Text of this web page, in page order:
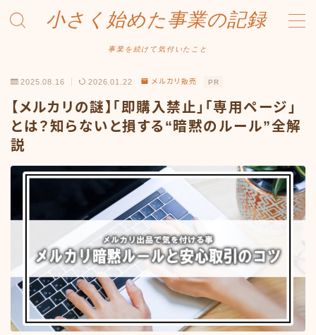
小さく始めた事業の記録
事業を続けて気付いたこと
Amazonせどり
出品ノウハウ
Yahoo出品
メルカリ販売
投資・株
FX・仮想通貨
2025.08.16 2026.01.22 メルカリ販売 PR
【メルカリの謎】「即購入禁止」「専用ページ」
とは？知らないと損する“暗黙のルール”全解
説